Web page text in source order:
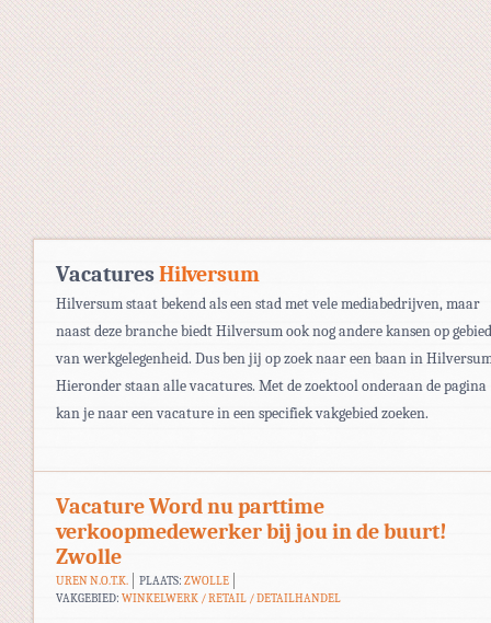
VacaturesHilversum
Hilversum staat bekend als een stad met vele mediabedrijven, maar
naast deze branche biedt Hilversum ook nog andere kansen op gebied
van werkgelegenheid. Dus ben jij op zoek naar een baan in
Hieronder staan alle vacatures. Met de zoektool onderaan de pagina
kan je naar een vacature in een specifiek vakgebied zoeken.
Vacature Word nu parttime
verkoopmedewerker bij jou in de buurt!
Zwolle
UREN N.O.T.K. PLAATS: ZWOLLE
VAKGEBIED: WINKELWERK / RETAIL / DETAILHANDEL